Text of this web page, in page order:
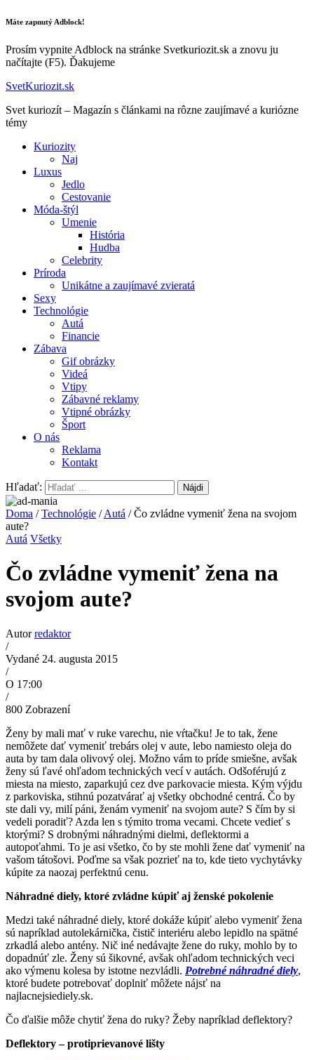
Máte zapnutý Adblock!
Prosím vypnite Adblock na stránke Svetkuriozit.sk a znovu ju
načítajte (F5). Ďakujeme
SvetKuriozit.sk
Svet kuriozít – Magazín s článkami na rôzne zaujímavé a kuriózne
témy
Kuriozity
Naj
Luxus
Jedlo
Cestovanie
Móda-štýl
Umenie
História
Hudba
Celebrity
Príroda
Unikátne a zaujímavé zvieratá
Sexy
Technológie
Autá
Financie
Zábava
Gif obrázky
Videá
Vtipy
Zábavné reklamy
Vtipné obrázky
Šport
O nás
Reklama
Kontakt
Hľadať:
Doma /Technológie /Autá / Čo zvládne vymeniť žena na svojom
aute?
Autá Všetky
Čo zvládne vymeniť žena na
svojom aute?
Autorredaktor
/
Vydané 24. augusta 2015
/
O 17:00
/
800 Zobrazení
Ženy by mali mať v ruke varechu, nie vŕtačku! Je to tak, žene
nemôžete dať vymeniť trebárs olej v aute, lebo namiesto oleja do
auta by tam dala olivový olej. Možno vám to príde smiešne, avšak
ženy sú ľavé ohľadom technických vecí v autách. Odšoférujú z
miesta na miesto, zaparkujú cez dve parkovacie miesta. Kým výjdu
z parkoviska, stihnú pozatvárať aj všetky obchodné centrá. Čo by
ste dali vy, milí páni, ženám vymeniť na svojom aute? S čím by si
vedeli poradiť? Azda len s týmito troma vecami. Chcete vedieť s
ktorými? S drobnými náhradnými dielmi, deflektormi a
autopoťahmi. To je asi všetko, čo by ste mohli žene dať vymeniť na
vašom tátošovi. Poďme sa však pozrieť na to, kde tieto vychytávky
kúpite za naozaj perfektnú cenu.
Náhradné diely, ktoré zvládne kúpiť aj ženské pokolenie
Medzi také náhradné diely, ktoré dokáže kúpiť alebo vymeniť žena
sú napríklad autolekárnička, čistič interiéru alebo lepidlo na spätné
zrkadlá alebo antény. Nič iné nedávajte žene do ruky, mohlo by to
dopadnúť zle. Ženy sú šikovné, avšak ohľadom technických veci
ako výmenu kolesa by istotne nezvládli. Potrebné náhradné diely,
ktoré budete potrebovať doplniť môžete nájsť na
najlacnejsiediely.sk.
Čo ďalšie môže chytiť žena do ruky? Žeby napríklad deflektory?
Deflektory – protiprievanové lišty